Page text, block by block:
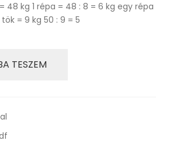
48 kg 1 répa = 48 : 8 = 6 kg egy répa
= 9 kg 50 : 9 = 5
TESZEM